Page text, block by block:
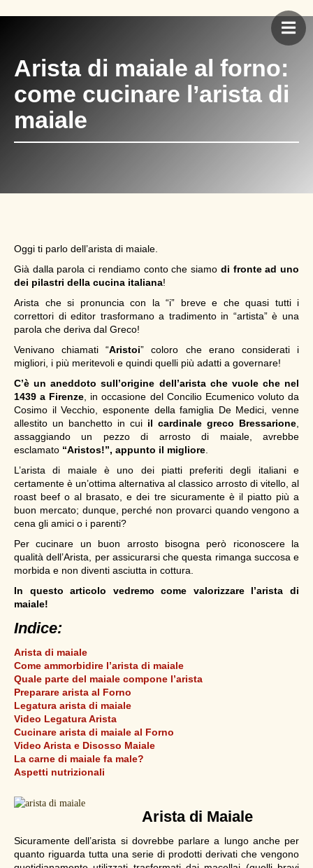
Arista di maiale al forno:
come cucinare l’arista di
maiale
Oggi ti parlo dell’arista di maiale.
Già dalla parola ci rendiamo conto che siamo di fronte ad uno
dei pilastri della cucina italiana!
Arista che si pronuncia con la “i” breve e che quasi tutti i
correttori di editor trasformano a tradimento in “artista” è una
parola che deriva dal Greco!
Venivano chiamati “Aristoi” coloro che erano considerati i
migliori, i più meritevoli e quindi quelli più adatti a governare!
C’è un aneddoto sull’origine dell’arista che vuole che nel
1439 a Firenze , in occasione del Concilio Ecumenico voluto da
Cosimo il Vecchio, esponente della famiglia De Medici, venne
allestito un banchetto in cui il cardinale greco Bressarione
assaggiando un pezzo di arrosto di maiale, avrebbe
esclamato “Aristos!”, appunto il migliore
L’arista di maiale è uno dei piatti preferiti degli italiani e
certamente è un’ottima alternativa al classico arrosto di vitello, al
roast beef o al brasato, e dei tre sicuramente è il piatto più a
buon mercato; dunque, perché non provarci quando vengono a
cena gli amici o i parenti?
Per cucinare un buon arrosto bisogna però riconoscere la
qualità dell’Arista, per assicurarsi che questa rimanga succosa e
morbida e non diventi asciutta in cottura.
In questo articolo vedremo come valorizzare l’arista di
maiale!
Indice:
Arista di maiale
Come ammorbidire l’arista di maiale
Quale parte del maiale compone l’arista
Preparare arista al Forno
Legatura arista di maiale
Video Legatura Arista
Cucinare arista di maiale al Forno
Video Arista e Disosso Maiale
La carne di maiale fa male?
Aspetti nutrizionali
Arista di Maiale
Sicuramente dell’arista si dovrebbe parlare a lungo anche per
quanto riguarda tutta una serie di prodotti derivati che vengono